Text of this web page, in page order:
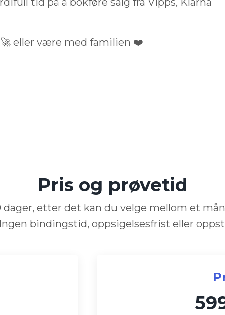
eller være med familien ❤️
Pris og prøvetid
dager, etter det kan du velge mellom et
bindingstid, oppsigelsesfrist eller